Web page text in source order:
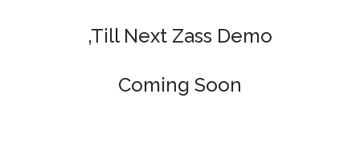
‚Till Next Zass Demo
Coming Soon